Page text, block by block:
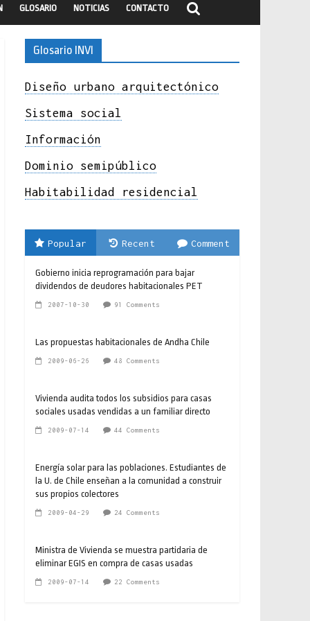
GLOSARIO NOTICIAS CONTACTO
Glosario INVI
Diseño urbano arquitectónico
Sistema social
Información
Dominio semipúblico
Habitabilidad residencial
Popular Recent Comment
Gobierno inicia reprogramación para bajar
dividendos de deudores habitacionales PET
2007-10-30 91 Comments
Las propuestas habitacionales de Andha Chile
2009-06-26 48 Comments
Vivienda audita todos los subsidios para casas
sociales usadas vendidas a un familiar directo
2009-07-14 44 Comments
Energía solar para las poblaciones. Estudiantes de
la U. de Chile enseñan a la comunidad a construir
sus propios colectores
2009-04-29 24 Comments
Ministra de Vivienda se muestra partidaria de
eliminar EGIS en compra de casas usadas
2009-07-14 22 Comments